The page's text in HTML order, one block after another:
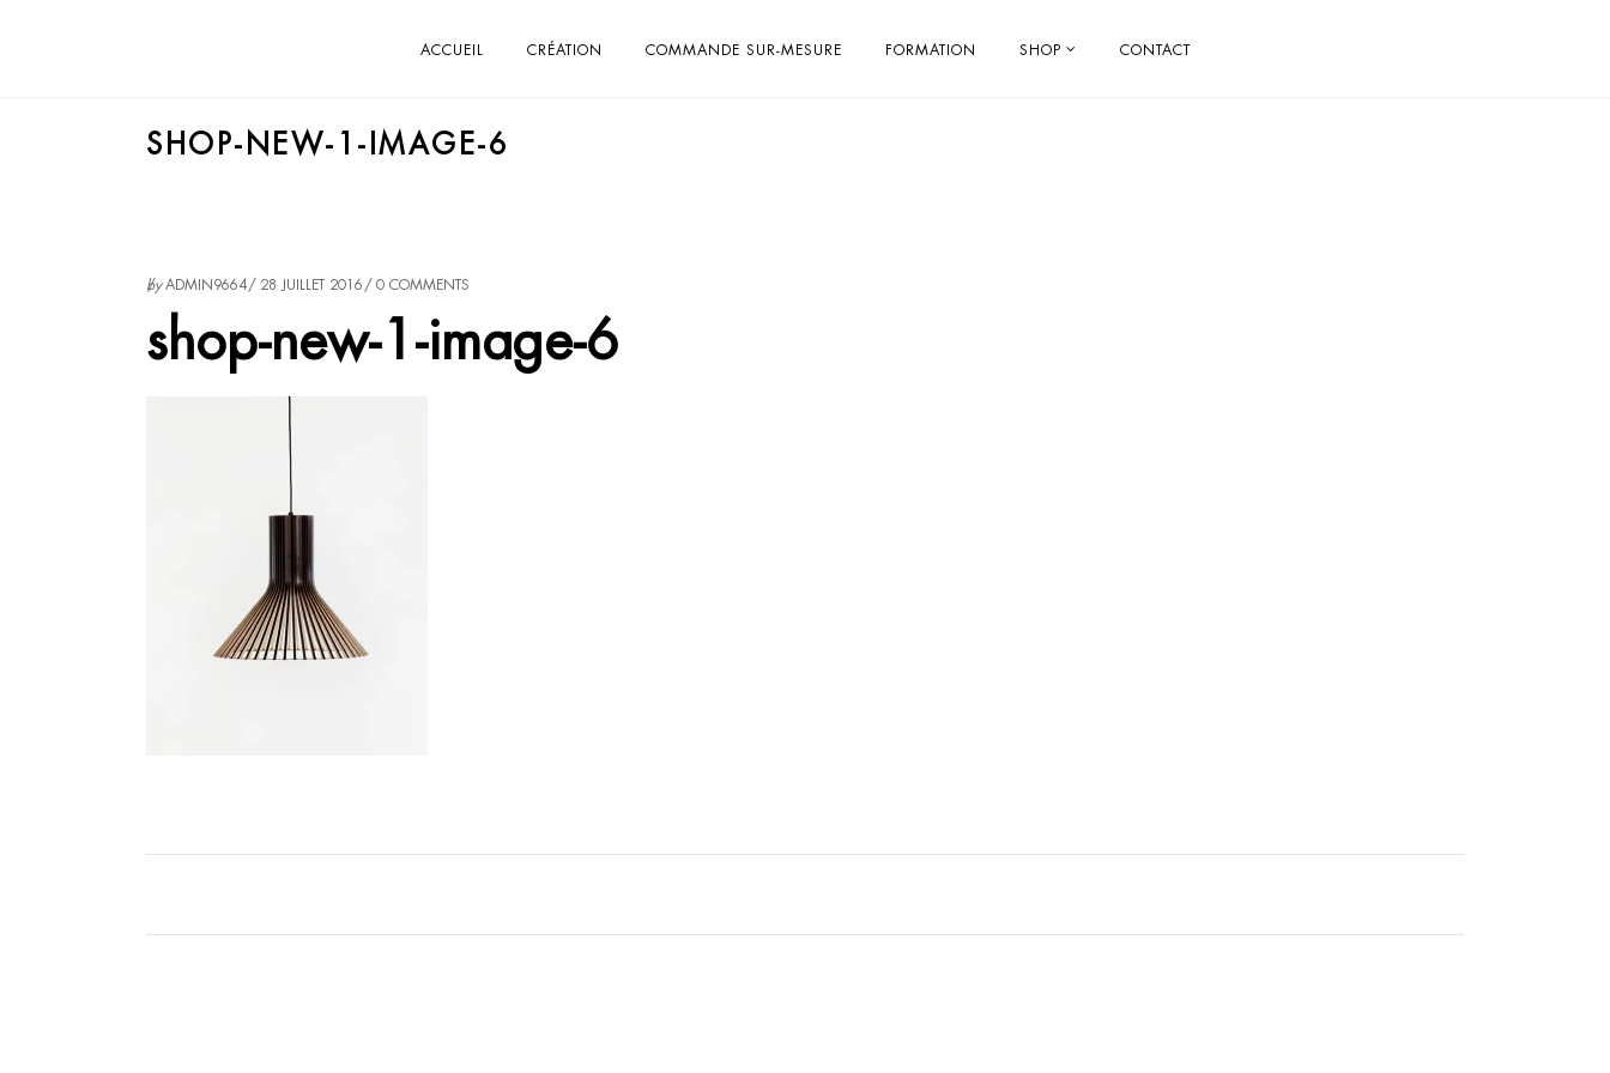
ACCUEIL CRÉATION COMMANDE SUR-MESURE FORMATION SHOP CONTACT
SHOP-NEW-1-IMAGE-6
byADMIN9664 28 JUILLET 2016 0 COMMENTS
shop-new-1-image-6